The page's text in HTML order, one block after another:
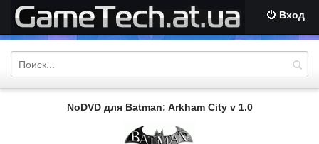
Вход
NoDVD для Batman: Arkham City v 1.0